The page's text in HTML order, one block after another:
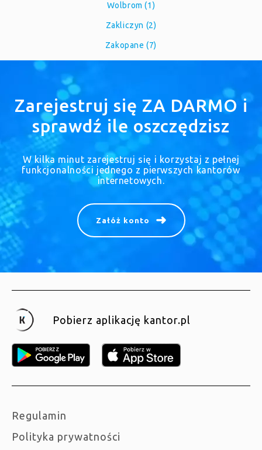
Wolbrom (1)
Zakliczyn (2)
Zakopane (7)
Zarejestruj się ZA DARMO i
sprawdź ile oszczędzisz
W kilka minut zarejestruj się i korzystaj z pełnej
funkcjonalności jednego z pierwszych kantorów
internetowych.
Załóż konto
Pobierz aplikację kantor.pl
Regulamin
Polityka prywatności